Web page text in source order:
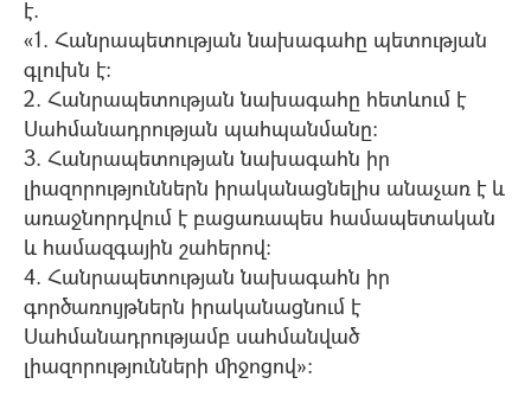
է.
«1. Հանրապետության նախագահը պետության
գլուխն է:
2. Հանրապետության նախագահը հետևում է
Սահմանադրության պահպանմանը:
3. Հանրապետության նախագահն իր
լիազորություններն իրականացնելիս անաչառ է և
առաջնորդվում է բացառապես համապետական
և համազգային շահերով:
4. Հանրապետության նախագահն իր
գործառույթներն իրականացնում է
Սահմանադրությամբ սահմանված
լիազորությունների միջոցով»: